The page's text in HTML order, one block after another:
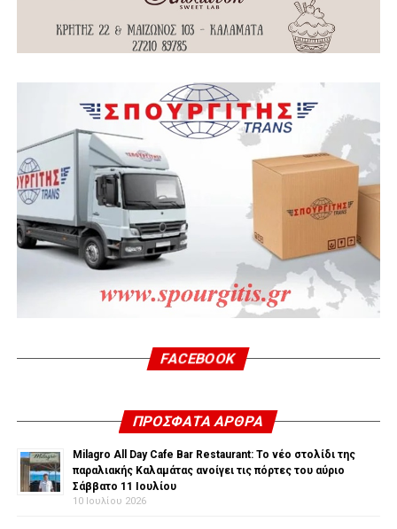
FACEBOOK
ΠΡΌΣΦΑΤΑ ΆΡΘΡΑ
Milagro All Day Cafe Bar Restaurant: Το νέο στολίδι της
παραλιακής Καλαμάτας ανοίγει τις πόρτες του αύριο
Σάββατο 11 Ιουλίου
10 Ιουλίου 2026